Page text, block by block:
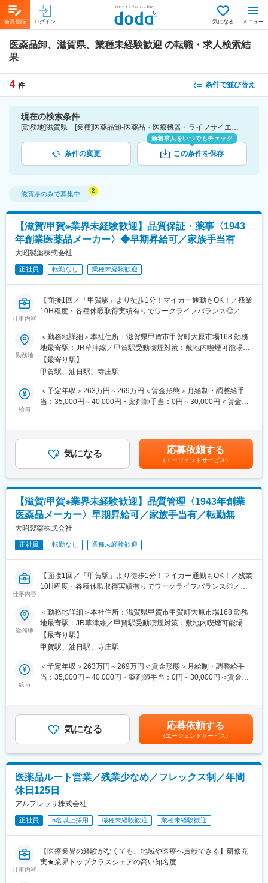
会員登録 ログイン 気になる メニュー
医薬品卸、滋賀県、業種未経験歓迎 の転職・求人検索結
果
4 件 条件で並び替え
現在の検索条件
[勤務地]滋賀県 [業種]医薬品卸-医薬品・医療機器・ライフサイエンス・医療系サービス [こだわり条件ピックアップ]業種未経験歓迎 [詳細条件](募集・採用情報)業種未経験歓迎
条件の変更
新着求人をいつでもチェック
この条件を保存
滋賀県のみで募集中
【滋賀/甲賀※業界未経験歓迎】品質保証・薬事〈1943
年創業医薬品メーカー〉◆早期昇給可／家族手当有
大昭製薬株式会社
正社員 転勤なし 業種未経験歓迎
仕事内容
【面接1回／「甲賀駅」より徒歩1分！マイカー通勤もOK！／残業
10H程度・各種休暇取得実績有りでワークライフバランス◎／家
有】
■職務概要：
当社の信頼性保証部 品質保証課において品質保証及び薬事業務の
全般をお任せ致します。
■職務詳細：
アリングし、情報提供や製品改善などを行います。
<薬事>：
・医薬品承認申請や発売後薬事対応（申請書作成・行政窓口対
を行います。
■製品について：https://www.daisho-s.jp/
大昭製薬は、1943年創業のOTC医薬品メーカーです。咳止めや鼻
炎薬、ビタミン剤など幅広い製品を製造販売しています。原料か
ら出荷まで一貫した製造体制と、各工程での丁寧な品質チェック
が強みです。「すべてはみなさまの健康のために」をモットー
に、安全で高品質な医薬品を提供しています。
入社後約1箇月間は日本薬局法など再確認を目的に座学での研修を
実施いたします。また製造工程等を確認いただくため、1週間程度
の現場研修もご準備しています。その後は周囲の社員からのサポ
ートを受けながら手順書を用い、OJT方式にて実務面での研修を
いく予定です。
名（男女構成比2:1/20代～60代）の社員が鋭意活躍しています。
■当社について：
大昭製薬株式会社では、原料から混合・製剤・包装・発送までを
一貫して行っています。
「高品質で安全性の高い製品づくり」のために、出荷前の品質確
認だけでなく、原薬受け入れ時、造粒後など製造工程の各所で品
質チェックを行い、最終製品が高品質となるよう、各工程の管理
を徹底し丁寧に製造しています。
勤務地
＜勤務地詳細＞本社住所：滋賀県甲賀市甲賀町大原市場168 勤務
地最寄駅：JR草津線／甲賀駅受動喫煙対策：敷地内喫煙可能場所
あり変更の範囲：無
【最寄り駅】
甲賀駅、油日駅、寺庄駅
給与
＜予定年収＞263万円～269万円＜賃金形態＞月給制・調整給手
当：35,000円～40,000円・薬剤師手当：0円～30,000円＜賃金内
職給与、学歴、経験、資格、スキルを考慮の上、決定します。※一
律固定手当：調整給手当※資格手当（薬剤師）：30,000円■賞与：
年２回 (昨年度実績：基本給の総計1箇月分)■昇給：年1回(昨年度
実績：1,000 円～8,000 円)賃金はあくまでも目安の金額であり、
選考を通じて上下する可能性があります。月給(月額)は固定手当を
含めた表記です。
気になる 応募依頼する
（エージェントサービス）
【滋賀/甲賀※業界未経験歓迎】品質管理〈1943年創業
医薬品メーカー〉早期昇給可／家族手当有／転勤無
大昭製薬株式会社
正社員 転勤なし 業種未経験歓迎
仕事内容
【面接1回／「甲賀駅」より徒歩1分！マイカー通勤もOK！／残業
10H程度・各種休暇取得実績有りでワークライフバランス◎／家
有】
■職務概要：
当社の信頼性保証部 品質管理課において品質管理業務の全般をお
任せ致します。
■職務詳細：
・各種基準書・標準書・手順書等の作成、改訂
・その他付随業務
炎薬、ビタミン剤など幅広い製品を製造販売しています。原料か
ら出荷まで一貫した製造体制と、各工程での丁寧な品質チェック
が強みです。「すべてはみなさまの健康のために」をモットー
に、安全で高品質な医薬品を提供しています。
■入社後の流れ：
入社後約1箇月間は日本薬局法など再確認を目的に座学での研修を
実施いたします。また製造工程等を確認いただくため、1週間程度
の現場研修もご準備しています。その後は周囲の社員からのサポ
ートを受けながら手順書を用い、OJT方式にて実務面での研修を
勤務地
＜勤務地詳細＞本社住所：滋賀県甲賀市甲賀町大原市場168 勤務
地最寄駅：JR草津線／甲賀駅受動喫煙対策：敷地内喫煙可能場所
あり変更の範囲：無
【最寄り駅】
甲賀駅、油日駅、寺庄駅
給与
＜予定年収＞263万円～269万円＜賃金形態＞月給制・調整給手
当：35,000円～40,000円・薬剤師手当：0円～30,000円＜賃金内
職給与、学歴、経験、資格、スキルを考慮の上、決定します。※一
律固定手当：調整給手当※資格手当（薬剤師）：30,000円■賞与：
年２回 (昨年度実績：基本給の総計1箇月分)■昇給：年1回(昨年度
実績：1,000 円～8,000 円)賃金はあくまでも目安の金額であり、
選考を通じて上下する可能性があります。月給(月額)は固定手当を
含めた表記です。
気になる 応募依頼する
（エージェントサービス）
医薬品ルート営業／残業少なめ／フレックス制／年間
休日125日
アルフレッサ株式会社
正社員 5名以上採用 職種未経験歓迎 業種未経験歓迎
仕事内容
【医療業界の経験がなくても、地域や医療へ貢献できる】研修充
実★業界トップクラスシェアの高い知名度